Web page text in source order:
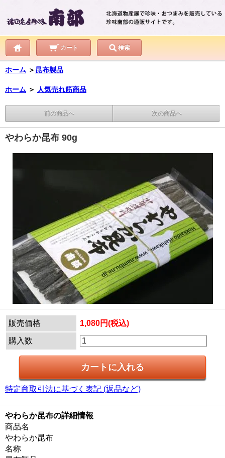
カート 検索
ホーム ＞ 昆布製品
ホーム ＞ 人気売れ筋商品
前の商品へ 次の商品へ
やわらか昆布 90g
販売価格 1,080円(税込)
購入数
特定商取引法に基づく表記 (返品など)
やわらか昆布の詳細情報
商品名
やわらか昆布
名称